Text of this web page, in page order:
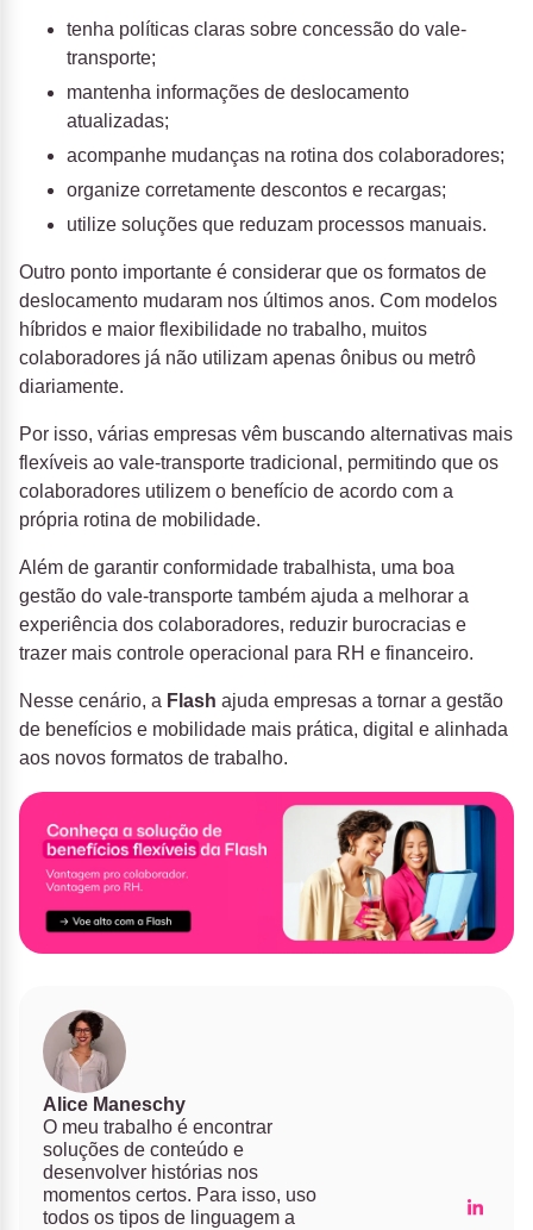
tenha políticas claras sobre concessão do vale-
transporte;
mantenha informações de deslocamento
atualizadas;
acompanhe mudanças na rotina dos colaboradores;
organize corretamente descontos e recargas;
utilize soluções que reduzam processos manuais.
Outro ponto importante é considerar que os formatos de
deslocamento mudaram nos últimos anos. Com modelos
híbridos e maior flexibilidade no trabalho, muitos
colaboradores já não utilizam apenas ônibus ou metrô
diariamente.
Por isso, várias empresas vêm buscando alternativas mais
flexíveis ao vale-transporte tradicional, permitindo que os
colaboradores utilizem o benefício de acordo com a
própria rotina de mobilidade.
Além de garantir conformidade trabalhista, uma boa
gestão do vale-transporte também ajuda a melhorar a
experiência dos colaboradores, reduzir burocracias e
trazer mais controle operacional para RH e financeiro.
Nesse cenário, a Flash ajuda empresas a tornar a gestão
de benefícios e mobilidade mais prática, digital e alinhada
aos novos formatos de trabalho.
Alice Maneschy
O meu trabalho é encontrar
soluções de conteúdo e
desenvolver histórias nos
momentos certos. Para isso, uso
todos os tipos de linguagem a